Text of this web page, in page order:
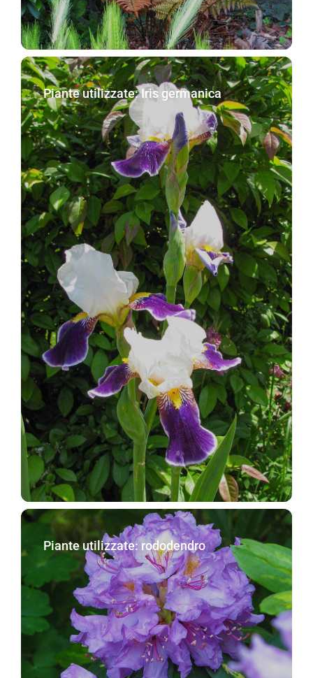
Piante utilizzate: Iris germanica
Piante utilizzate: rododendro